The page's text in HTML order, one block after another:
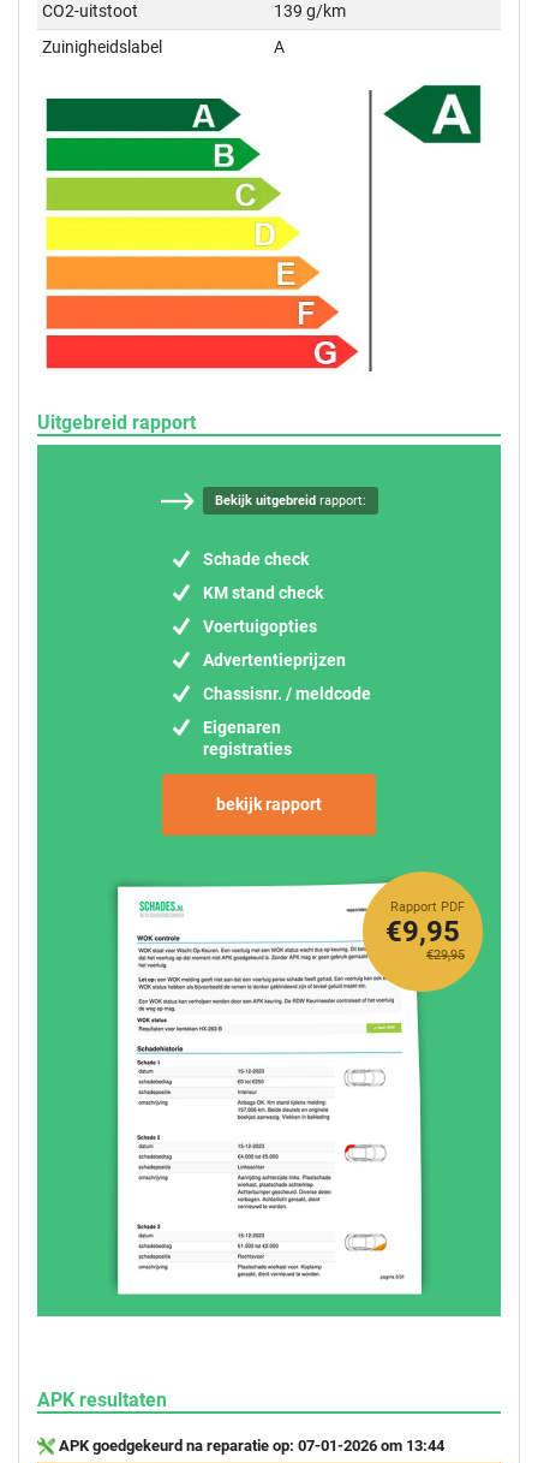
CO2-uitstoot
139 g/km
Zuinigheidslabel
A
Uitgebreid rapport
Bekijk uitgebreidrapport:
Schade check
KM stand check
Voertuigopties
Advertentieprijzen
Chassisnr. / meldcode
Eigenaren
registraties
bekijk rapport
Rapport PDF
€29,95
€9,95
APK resultaten
APK goedgekeurd na reparatie op: 07-01-2026 om 13:44